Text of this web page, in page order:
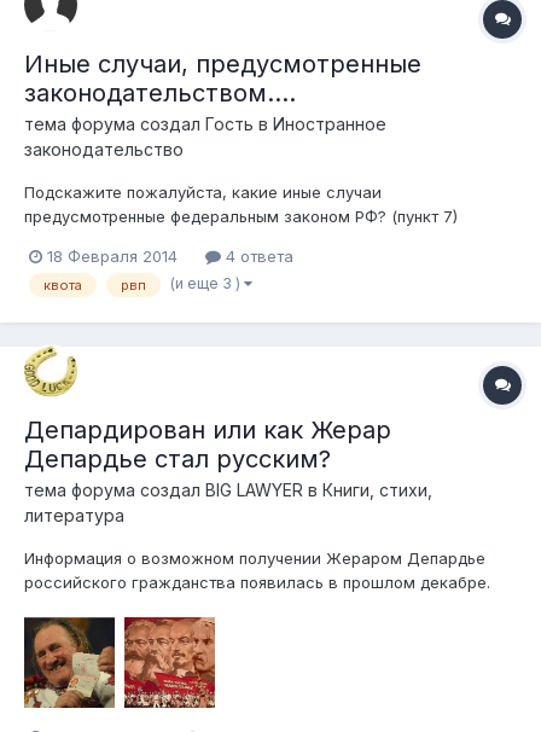
Иные случаи, предусмотренные
законодательством....
тема форума создал Гость в Иностранное
законодательство
Подскажите пожалуйста, какие иные случаи
предусмотренные федеральным законом РФ? (пункт 7)
18 Февраля 2014 4 ответа
квота рвп (и еще 3 )
Депардирован или как Жерар
Депардье стал русским?
тема форума создал BIG LAWYER в Книги, стихи,
литература
Информация о возможном получении Жераром Депардье
российского гражданства появилась в прошлом декабре.
ставки для самых обеспеченных граждан, часть из них
решили переехать. Депардье планировал эмигрировать в
Бельгию, но в конце концов остановился н...